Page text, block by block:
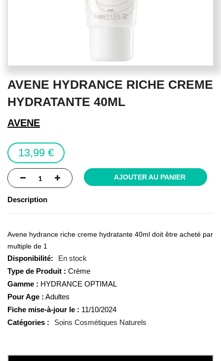
to
beginning
of
images
gallery
AVENE HYDRANCE RICHE CREME
HYDRATANTE 40ML
AVENE
13,99 €
AJOUTER AU PANIER
Description
Avene hydrance riche creme hydratante 40ml doit être acheté par
multiple de 1
En stock
Type de Produit : Crème
Gamme : HYDRANCE OPTIMAL
Pour Age : Adultes
Fiche mise-à-jour le : 11/10/2024
Catégories :
Soins Cosmétiques Naturels